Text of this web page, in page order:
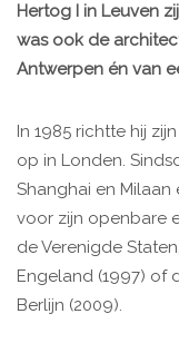
Hertog I in Leuven
was ook de
Antwerpen én van
In 1985 richtte hij
op in Londen.
Shanghai en
voor zijn openbare
de Verenigde
Engeland (1997) of
Berlijn (2009).